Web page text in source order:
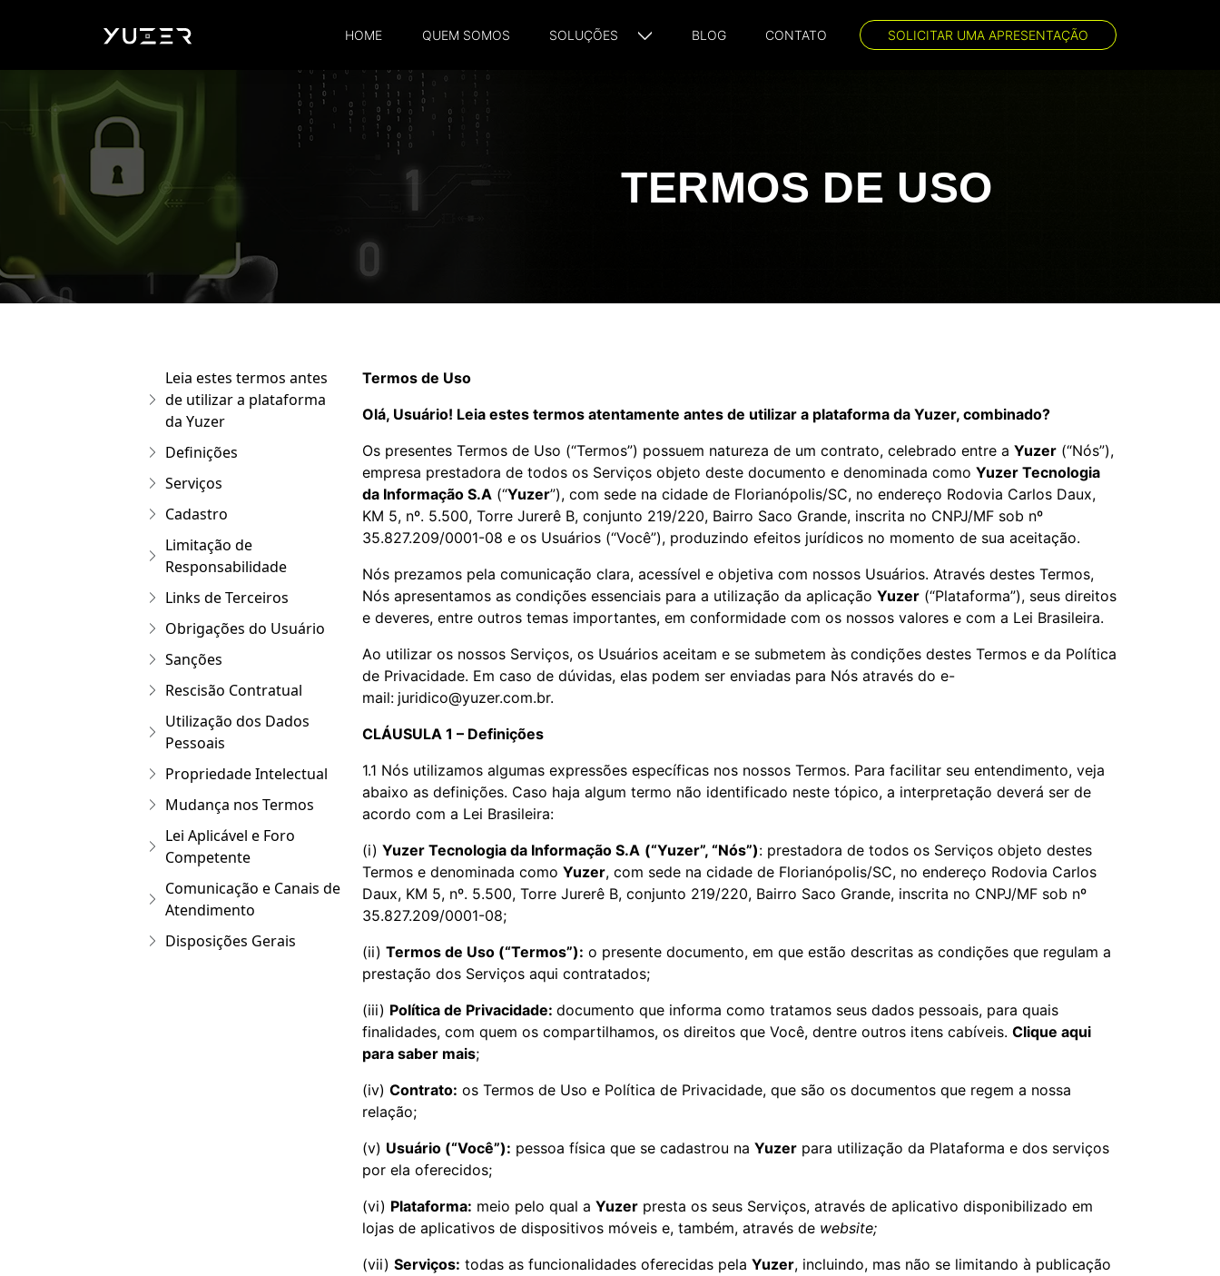
HOME QUEM SOMOS SOLUÇÕES BLOG CONTATO SOLICITAR UMA APRESENTAÇÃO
TERMOS DE USO
Leia estes termos antes
de utilizar a plataforma
da Yuzer
Definições
Serviços
Cadastro
Limitação de
Responsabilidade
Links de Terceiros
Obrigações do Usuário
Sanções
Rescisão Contratual
Utilização dos Dados
Pessoais
Propriedade Intelectual
Mudança nos Termos
Lei Aplicável e Foro
Competente
Comunicação e Canais de
Atendimento
Disposições Gerais
Termos de Uso
Olá, Usuário! Leia estes termos atentamente antes de utilizar a plataforma da Yuzer, combinado?
Os presentes Termos de Uso (“Termos”) possuem natureza de um contrato, celebrado entre a Yuzer (“Nós”),
empresa prestadora de todos os Serviços objeto deste documento e denominada como Yuzer Tecnologia
da Informação S.A (“Yuzer”), com sede na cidade de Florianópolis/SC, no endereço Rodovia Carlos Daux,
KM 5, nº. 5.500, Torre Jurerê B, conjunto 219/220, Bairro Saco Grande, inscrita no CNPJ/MF sob nº
35.827.209/0001-08 e os Usuários (“Você”), produzindo efeitos jurídicos no momento de sua aceitação.
Nós prezamos pela comunicação clara, acessível e objetiva com nossos Usuários. Através destes Termos,
Nós apresentamos as condições essenciais para a utilização da aplicação Yuzer (“Plataforma”), seus direitos
e deveres, entre outros temas importantes, em conformidade com os nossos valores e com a Lei Brasileira.
Ao utilizar os nossos Serviços, os Usuários aceitam e se submetem às condições destes Termos e da Política
de Privacidade. Em caso de dúvidas, elas podem ser enviadas para Nós através do e-
mail: juridico@yuzer.com.br.
CLÁUSULA 1 – Definições
1.1 Nós utilizamos algumas expressões específicas nos nossos Termos. Para facilitar seu entendimento, veja
abaixo as definições. Caso haja algum termo não identificado neste tópico, a interpretação deverá ser de
acordo com a Lei Brasileira:
(i) Yuzer Tecnologia da Informação S.A (“Yuzer”, “Nós”): prestadora de todos os Serviços objeto destes
Termos e denominada como Yuzer, com sede na cidade de Florianópolis/SC, no endereço Rodovia Carlos
Daux, KM 5, nº. 5.500, Torre Jurerê B, conjunto 219/220, Bairro Saco Grande, inscrita no CNPJ/MF sob nº
35.827.209/0001-08;
(ii) Termos de Uso (“Termos”): o presente documento, em que estão descritas as condições que regulam a
prestação dos Serviços aqui contratados;
(iii) Política de Privacidade: documento que informa como tratamos seus dados pessoais, para quais
finalidades, com quem os compartilhamos, os direitos que Você, dentre outros itens cabíveis. Clique aqui
para saber mais;
(iv) Contrato: os Termos de Uso e Política de Privacidade, que são os documentos que regem a nossa
relação;
(v) Usuário (“Você”): pessoa física que se cadastrou na Yuzer para utilização da Plataforma e dos serviços
por ela oferecidos;
(vi) Plataforma: meio pelo qual a Yuzer presta os seus Serviços, através de aplicativo disponibilizado em
lojas de aplicativos de dispositivos móveis e, também, através de website;
(vii) Serviços: todas as funcionalidades oferecidas pela Yuzer, incluindo, mas não se limitando à publicação